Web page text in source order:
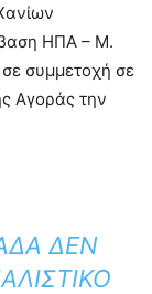
ΗΠΑ – Μ.
σε συμμετοχή σε
Αγοράς την
ΔΕΝ